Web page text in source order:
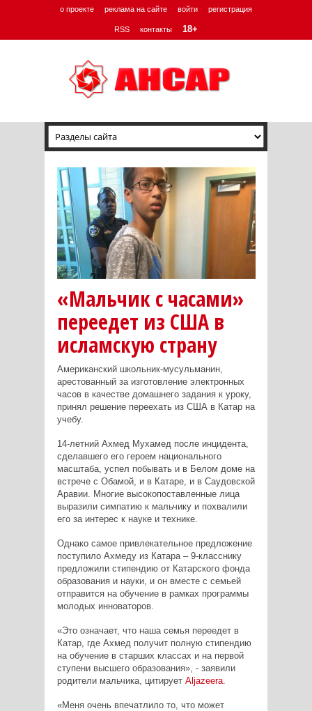
о проекте реклама на сайте войти регистрация
RSS контакты 18+
«Мальчик с часами»
переедет из США в
исламскую страну
Американский школьник-мусульманин,
арестованный за изготовление электронных
часов в качестве домашнего задания к уроку,
принял решение переехать из США в Катар на
учебу.
14-летний Ахмед Мухамед после инцидента,
сделавшего его героем национального
масштаба, успел побывать и в Белом доме на
встрече с Обамой, и в Катаре, и в Саудовской
Аравии. Многие высокопоставленные лица
выразили симпатию к мальчику и похвалили
его за интерес к науке и технике.
Однако самое привлекательное предложение
поступило Ахмеду из Катара – 9-класснику
предложили стипендию от Катарского фонда
образования и науки, и он вместе с семьей
отправится на обучение в рамках программы
молодых инноваторов.
«Это означает, что наша семья переедет в
Катар, где Ахмед получит полную стипендию
на обучение в старших классах и на первой
ступени высшего образования», - заявили
родители мальчика, цитирует Aljazeera.
«Меня очень впечатлило то, что может